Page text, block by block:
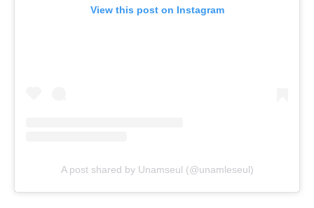
View this post on Instagram
A post shared by Unamseul (@unamleseul)